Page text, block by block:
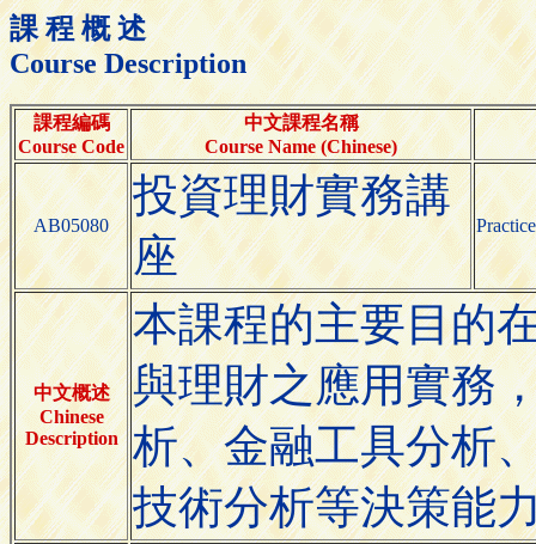
課 程 概 述
Course Description
課程編碼
Course Code
中文課程名稱
Course Name (Chinese)
AB05080
投資理財實務講
座
中文概述
Chinese
Description
本課程的主要目的
與理財之應用實務
析、金融工具分析
技術分析等決策能